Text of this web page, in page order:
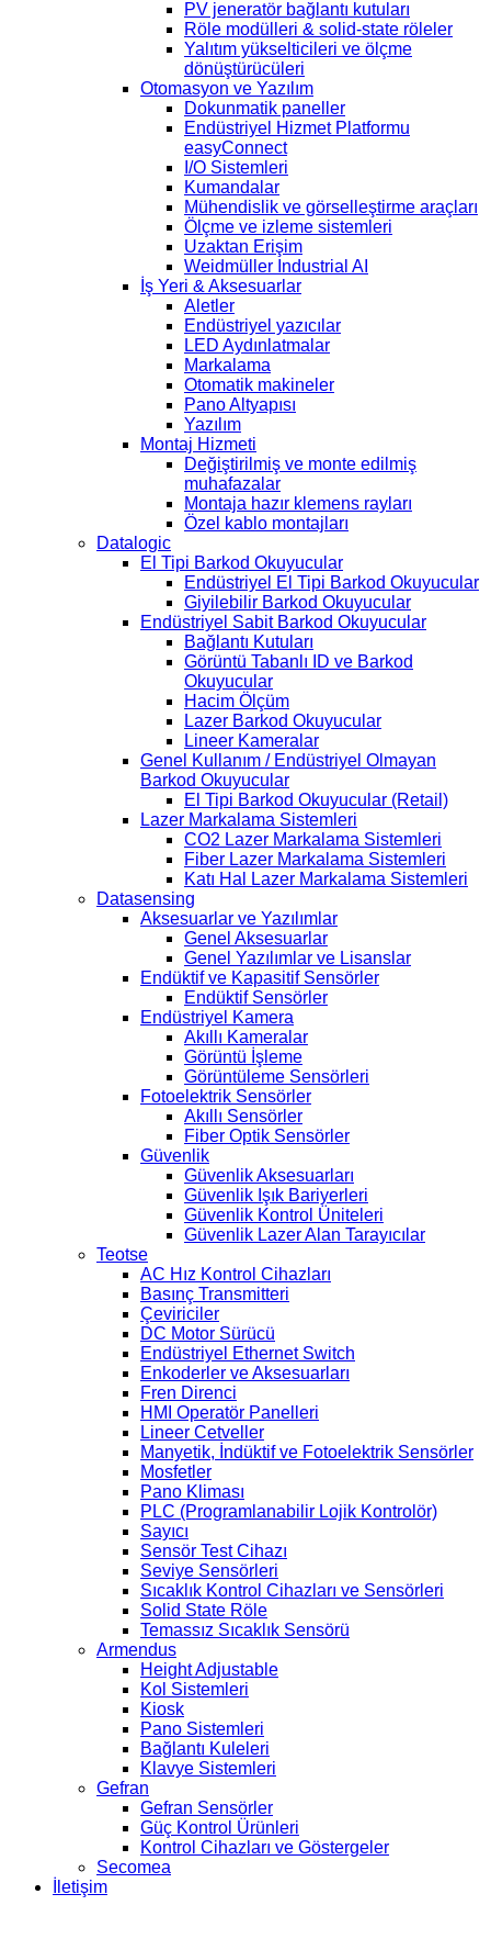
PV jeneratör bağlantı kutuları
Röle modülleri & solid-state röleler
Yalıtım yükselticileri ve ölçme
dönüştürücüleri
Otomasyon ve Yazılım
Dokunmatik paneller
Endüstriyel Hizmet Platformu
easyConnect
I/O Sistemleri
Kumandalar
Mühendislik ve görselleştirme araçları
Ölçme ve izleme sistemleri
Uzaktan Erişim
Weidmüller Industrial AI
İş Yeri & Aksesuarlar
Aletler
Endüstriyel yazıcılar
LED Aydınlatmalar
Markalama
Otomatik makineler
Pano Altyapısı
Yazılım
Montaj Hizmeti
Değiştirilmiş ve monte edilmiş
muhafazalar
Montaja hazır klemens rayları
Özel kablo montajları
Datalogic
El Tipi Barkod Okuyucular
Endüstriyel El Tipi Barkod Okuyucular
Giyilebilir Barkod Okuyucular
Endüstriyel Sabit Barkod Okuyucular
Bağlantı Kutuları
Görüntü Tabanlı ID ve Barkod
Okuyucular
Hacim Ölçüm
Lazer Barkod Okuyucular
Lineer Kameralar
Genel Kullanım / Endüstriyel Olmayan
Barkod Okuyucular
El Tipi Barkod Okuyucular (Retail)
Lazer Markalama Sistemleri
CO2 Lazer Markalama Sistemleri
Fiber Lazer Markalama Sistemleri
Katı Hal Lazer Markalama Sistemleri
Datasensing
Aksesuarlar ve Yazılımlar
Genel Aksesuarlar
Genel Yazılımlar ve Lisanslar
Endüktif ve Kapasitif Sensörler
Endüktif Sensörler
Endüstriyel Kamera
Akıllı Kameralar
Görüntü İşleme
Görüntüleme Sensörleri
Fotoelektrik Sensörler
Akıllı Sensörler
Fiber Optik Sensörler
Güvenlik
Güvenlik Aksesuarları
Güvenlik Işık Bariyerleri
Güvenlik Kontrol Üniteleri
Güvenlik Lazer Alan Tarayıcılar
Teotse
AC Hız Kontrol Cihazları
Basınç Transmitteri
Çeviriciler
DC Motor Sürücü
Endüstriyel Ethernet Switch
Enkoderler ve Aksesuarları
Fren Direnci
HMI Operatör Panelleri
Lineer Cetveller
Manyetik, İndüktif ve Fotoelektrik Sensörler
Mosfetler
Pano Kliması
PLC (Programlanabilir Lojik Kontrolör)
Sayıcı
Sensör Test Cihazı
Seviye Sensörleri
Sıcaklık Kontrol Cihazları ve Sensörleri
Solid State Röle
Temassız Sıcaklık Sensörü
Armendus
Height Adjustable
Kol Sistemleri
Kiosk
Pano Sistemleri
Bağlantı Kuleleri
Klavye Sistemleri
Gefran
Gefran Sensörler
Güç Kontrol Ürünleri
Kontrol Cihazları ve Göstergeler
Secomea
İletişim